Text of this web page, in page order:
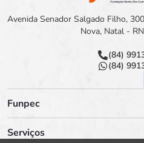
Avenida Senador Salgado Filho,
Nova, Natal -
(84)
(84)
Funpec
Serviços